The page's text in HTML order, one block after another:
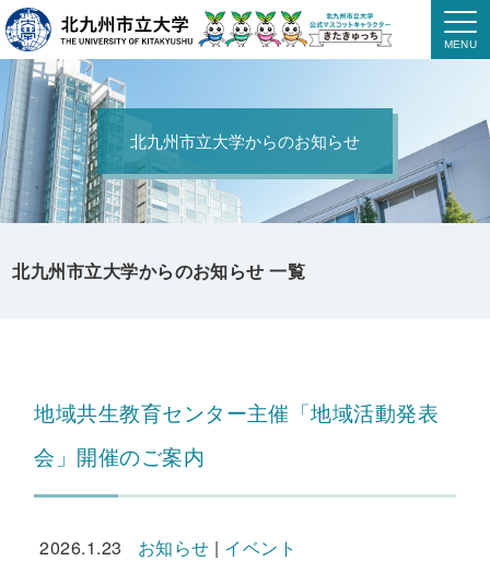
北九州市立大学からのお知らせ
北九州市立大学からのお知らせ 一覧
地域共生教育センター主催「地域活動発表
会」開催のご案内
2026.1.23 お知らせ | イベント